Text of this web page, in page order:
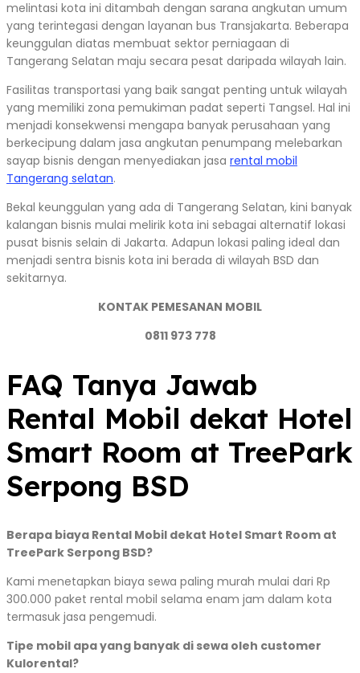
melintasi kota ini ditambah dengan sarana angkutan umum
yang terintegasi dengan layanan bus Transjakarta. Beberapa
keunggulan diatas membuat sektor perniagaan di
Tangerang Selatan maju secara pesat daripada wilayah lain.
Fasilitas transportasi yang baik sangat penting untuk wilayah
yang memiliki zona pemukiman padat seperti Tangsel. Hal ini
menjadi konsekwensi mengapa banyak perusahaan yang
berkecipung dalam jasa angkutan penumpang melebarkan
sayap bisnis dengan menyediakan jasa rental mobil
Tangerang selatan.
Bekal keunggulan yang ada di Tangerang Selatan, kini banyak
kalangan bisnis mulai melirik kota ini sebagai alternatif lokasi
pusat bisnis selain di Jakarta. Adapun lokasi paling ideal dan
menjadi sentra bisnis kota ini berada di wilayah BSD dan
sekitarnya.
KONTAK PEMESANAN MOBIL
0811 973 778
FAQ Tanya Jawab
Rental Mobil dekat Hotel
Smart Room at TreePark
Serpong BSD
Berapa biaya Rental Mobil dekat Hotel Smart Room at
TreePark Serpong BSD?
Kami menetapkan biaya sewa paling murah mulai dari Rp
300.000 paket rental mobil selama enam jam dalam kota
termasuk jasa pengemudi.
Tipe mobil apa yang banyak di sewa oleh customer
Kulorental?